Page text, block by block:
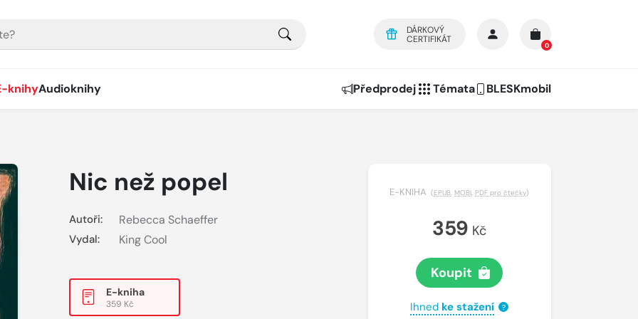
DÁRKOVÝ
CERTIFIKÁT
0
knihyAudioknihy Předprodej Témata BLESKmobil
Nic než popel
Autoři: Rebecca Schaeffer
Vydal: King Cool
E-kniha
359 Kč
E-KNIHA (EPUB, MOBI, PDF pro čtečky)
359 Kč
Koupit
Ihned ke stažení ?